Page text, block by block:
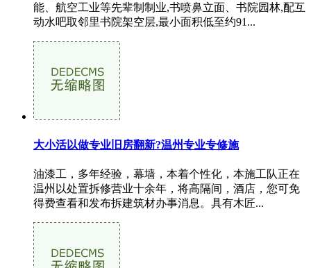
能、航空工业等先辈制制业,书喷鼻立面、书院园林,配互
动水吧取邻里书院架空层,最小面积低至约91...
大小活以做专业旧房翻新?温州专业专修施
油漆工，多年经验，幕墙，本着个性化，本施工队正在
温州以处置拆修营业十余年，将高隔间，酒店，您可免
得费查看和发布拆建筑材办事消息。具有木匠...